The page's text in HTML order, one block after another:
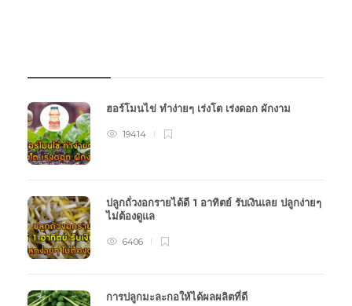
ฮอร์โมนไข่ ทำง่ายๆ เร่งโต เร่งดอก ผักงาม
19414
ปลูกถั่วงอกรายได้ดี 1 อาทิตย์ รับเงินเลย ปลูกง่ายๆ
ไม่ต้องดูแล
6406
การปลูกมะละกอให้ได้ผลผลิตที่ดี